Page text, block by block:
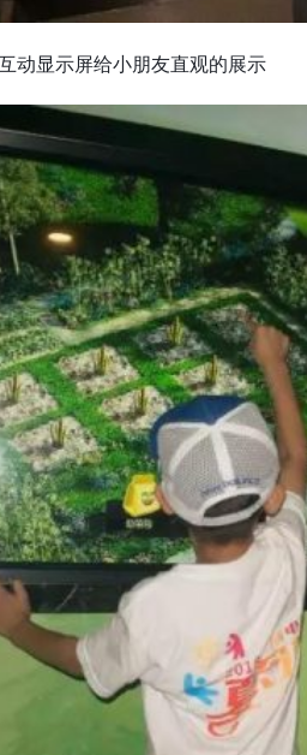
动显示屏给小朋友直观的展示